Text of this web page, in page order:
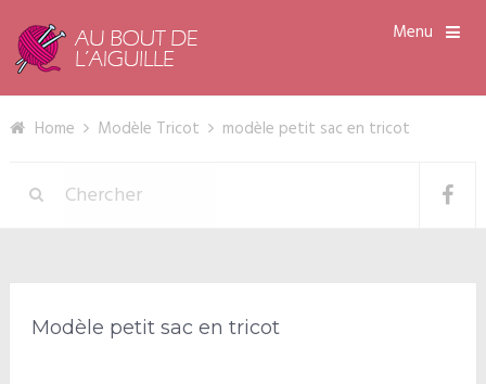
Menu
Home Modèle Tricot modèle petit sac en tricot
Modèle petit sac en tricot